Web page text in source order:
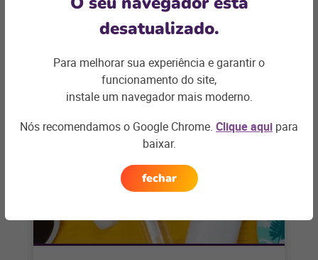
farmácias: dicas para 2024
Setor está aquecido para esse ano, e as
gestão, atendimento e ótima experiência do
+ saiba mais
desatualizado.
Para melhorar sua experiência e garantir o
funcionamento do site,
instale um navegador mais moderno.
Nós recomendamos o Google Chrome. Clique aqui para
baixar.
fechar